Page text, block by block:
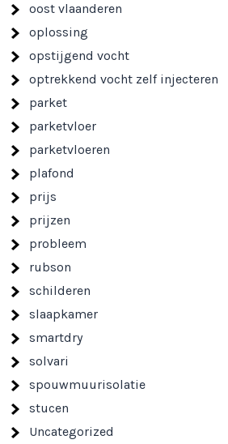
oost vlaanderen
oplossing
opstijgend vocht
optrekkend vocht zelf injecteren
parket
parketvloer
parketvloeren
plafond
prijs
prijzen
probleem
rubson
schilderen
slaapkamer
smartdry
solvari
spouwmuurisolatie
stucen
Uncategorized